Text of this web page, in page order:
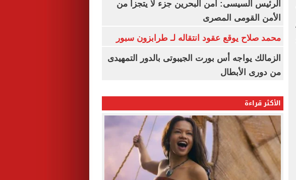
الرئيس السيسى: أمن البحرين جزء لا يتجزأ من
الأمن القومى المصرى
محمد صلاح يوقع عقود انتقاله لـ طرابزون سبور
الزمالك يواجه أس بورت الجيبوتى بالدور التمهيدى
من دورى الأبطال
الأكثر قراءة